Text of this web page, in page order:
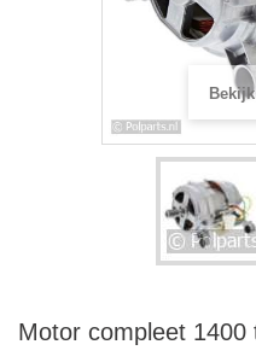
Motor compleet 1400